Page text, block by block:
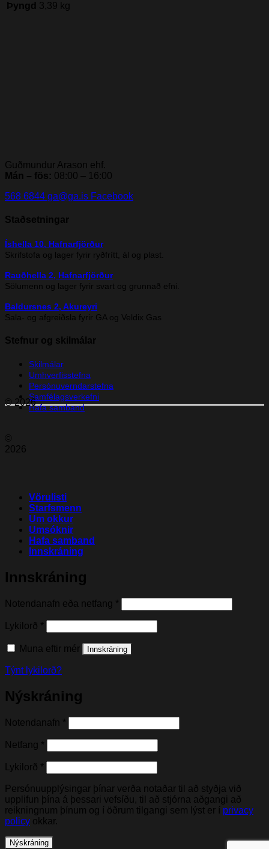
Þyngd 3,39 kg
Guðmundur Arason ehf.
Mán – fös: 08:00 – 16:00
568 6844 ga@ga.is Facebook
Staðsetningar
Íshella 10, Hafnarfjörður
Skrifstofa og lager fyrir ryðfrítt, ál og plast.
Rauðhella 2, Hafnarfjörður
Sölumenn og lager fyrir svart og grunnað efni.
Baldursnes 2, Akureyri
Sala- og afgreiðsla fyrir GA og Veldix Gas
Stefnur og skilmálar
Skilmálar
Umhverfisstefna
Persónuverndarstefna
Samfélagsverkefni
Hafa samband
© 2026
©
2026
Vörulisti
Starfsmenn
Um okkur
Umsóknir
Hafa samband
Innskráning
Innskráning
Notendanafn eða netfang *
Lykilorð *
Muna eftir mér Innskráning
Týnt lykilorð?
Nýskráning
Notendanafn *
Netfang *
Lykilorð *
Persónuupplýsingar þínar verða notaðar til að styðja við
upplifun þína á þessari vefsíðu, til að stjórna aðgangi að
reikningnum þínum og í öðrum tilgangi sem lýst er í privacy
policy okkar.
Nýskráning